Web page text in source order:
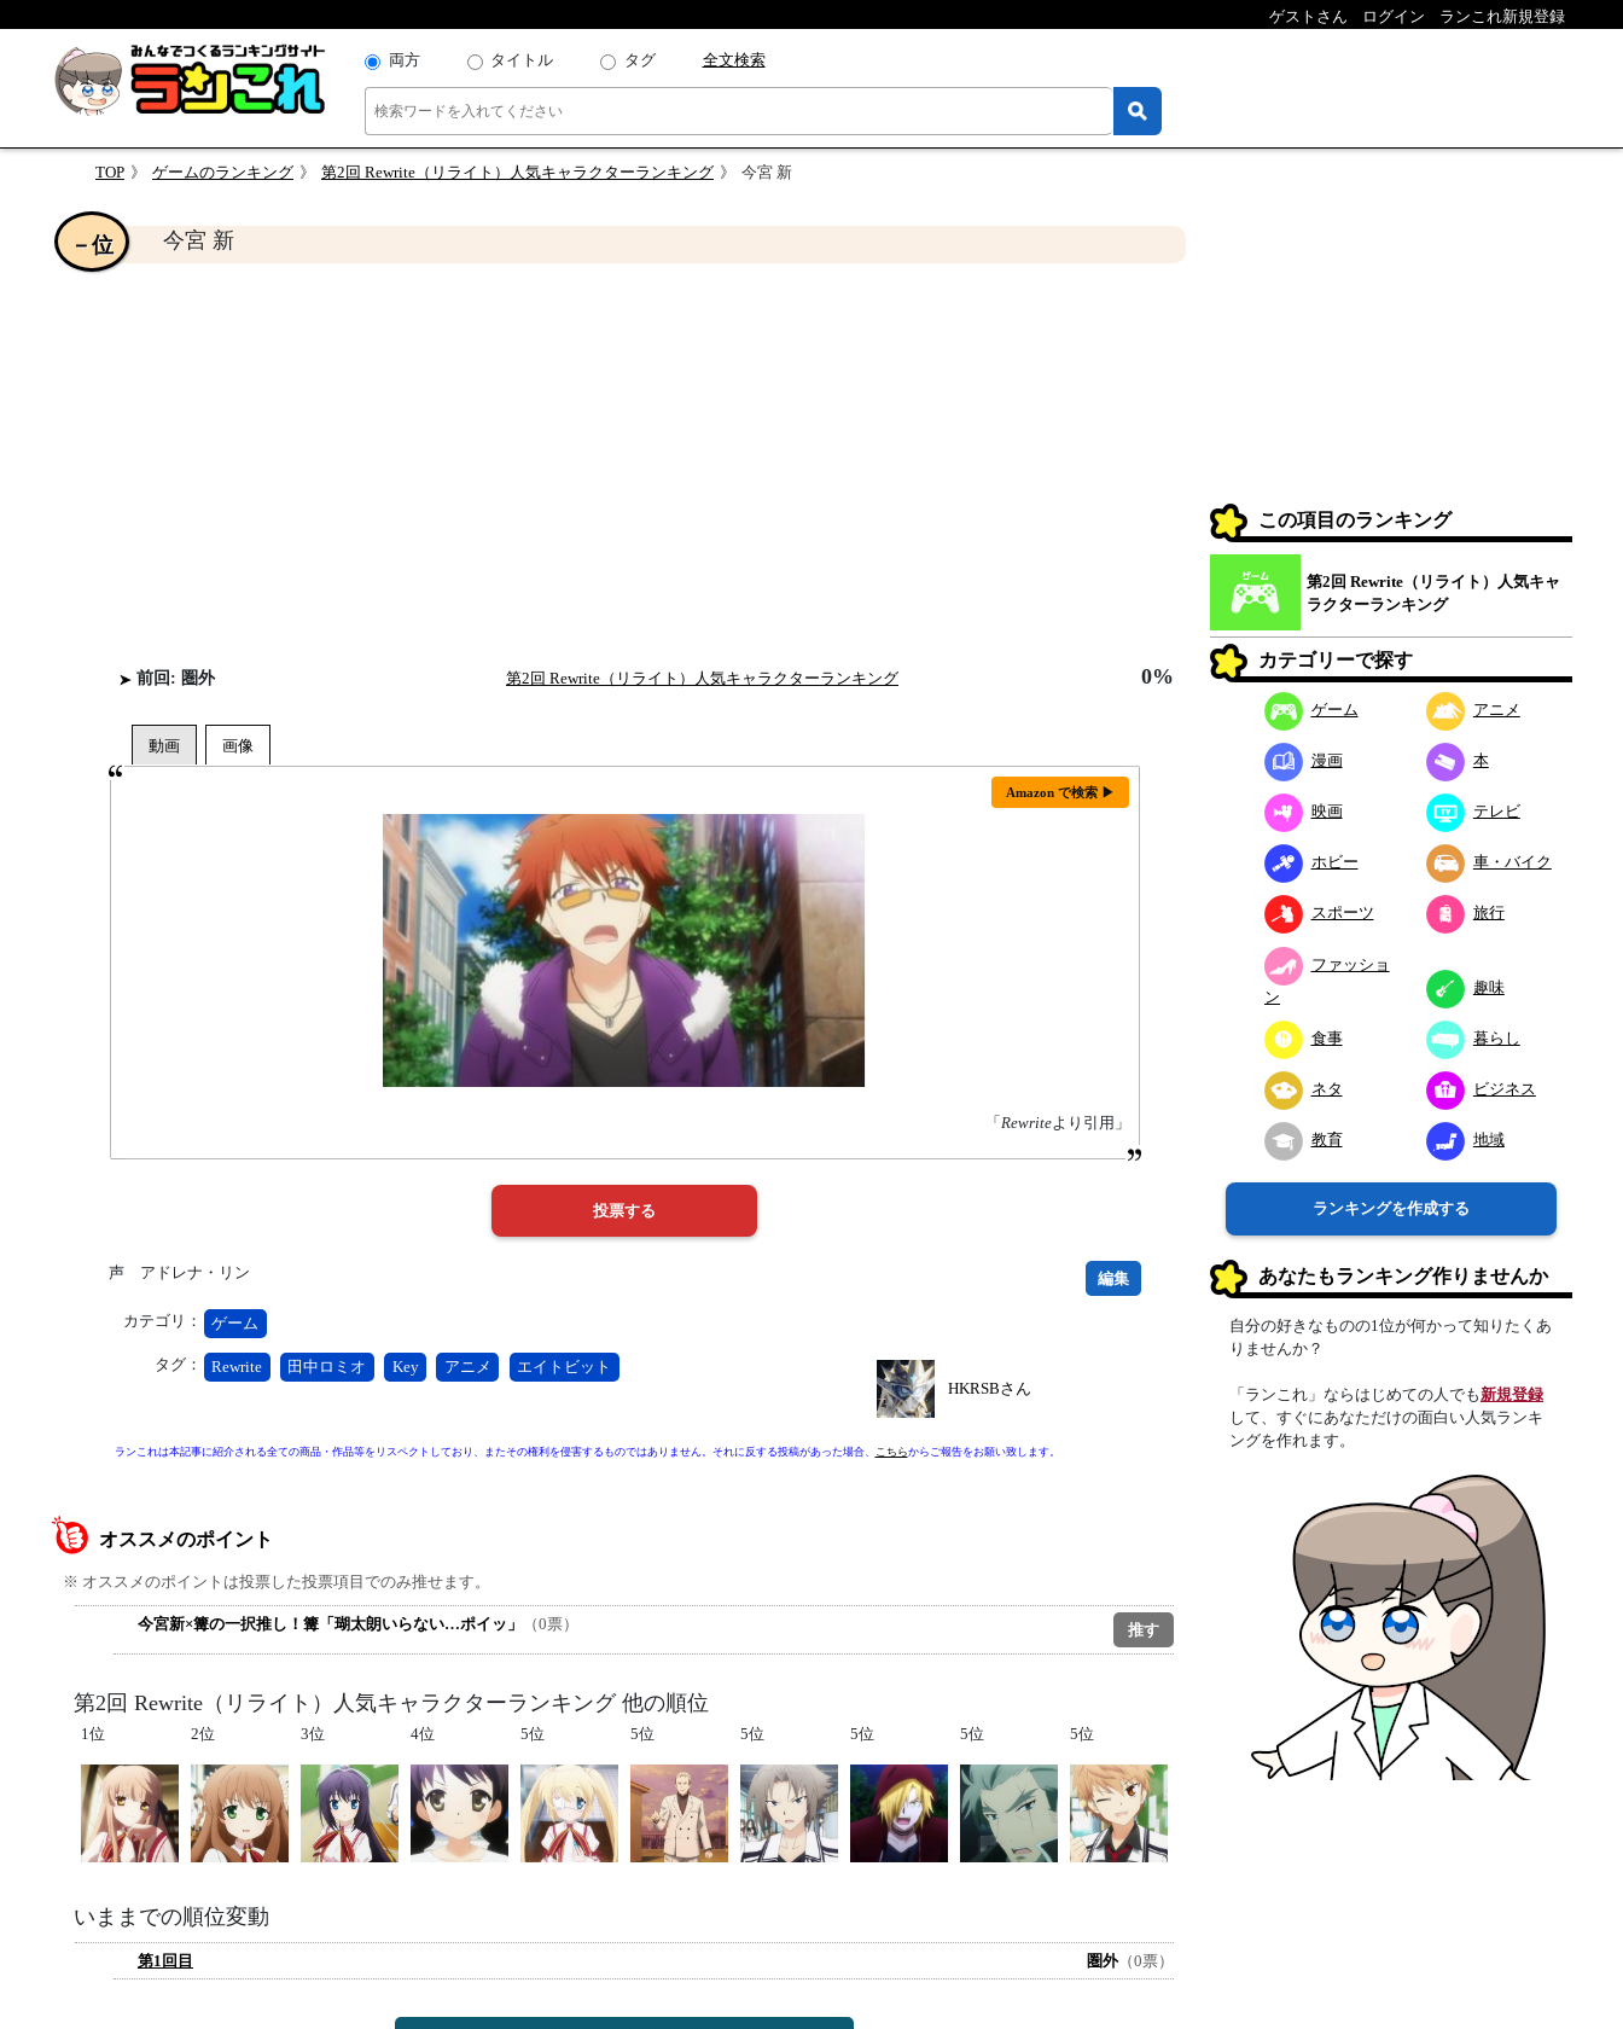
ゲストさん ログイン ランこれ新規登録
両方 タイトル タグ 全文検索
TOP ゲームのランキング 第2回 Rewrite（リライト）人気キャラクターランキング 今宮 新
今宮 新
－位
前回: 圏外 第2回 Rewrite（リライト）人気キャラクターランキング 0%
Amazon で検索 ▶
「Rewriteより引用」
声 アドレナ・リン
カテゴリ： ゲーム
タグ： Rewrite 田中ロミオ Key アニメ エイトビット
編集
HKRSBさん
ランこれは本記事に紹介される全ての商品・作品等をリスペクトしており、またその権利を侵害するものではありません。それに反する投稿があった場合、 こちらからご報告をお願い致します。
オススメのポイント
※ オススメのポイントは投票した投票項目でのみ推せます。
今宮新×篝の一択推し！篝「瑚太朗いらない…ポイッ」 （0票）
第2回 Rewrite（リライト）人気キャラクターランキング 他の順位
1位 2位 3位 4位 5位 5位 5位 5位 5位 5位
いままでの順位変動
第1回目 圏外（0票）
この項目のランキング
第2回 Rewrite（リライト）人気キャ
ラクターランキング
カテゴリーで探す
ゲーム アニメ
漫画 本
映画 テレビ
ホビー 車・バイク
スポーツ 旅行
ファッショ
ン
趣味
食事 暮らし
ネタ ビジネス
教育 地域
ランキングを作成する
あなたもランキング作りませんか
自分の好きなものの1位が何かって知りたくあ
りませんか？
「ランこれ」ならはじめての人でも新規登録
して、すぐにあなただけの面白い人気ランキ
ングを作れます。